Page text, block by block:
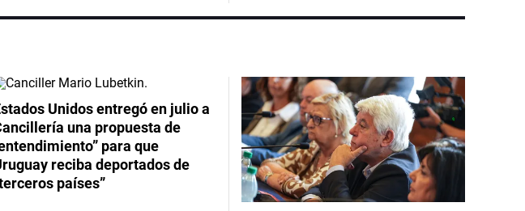
Unidos entregó en julio a
una propuesta de
para que
reciba deportados de
países”